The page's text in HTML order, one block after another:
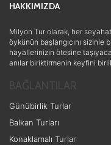
Ek Hizmetler
Eğitim(1)
HAKKIMIZDA
Milyon Tur olarak, her
öykünün başlangıcını sizinle
hayallerinizin ötesine
anılar biriktirmenin keyfini
Günübirlik Turlar
Balkan Turları
Konaklamalı Turlar